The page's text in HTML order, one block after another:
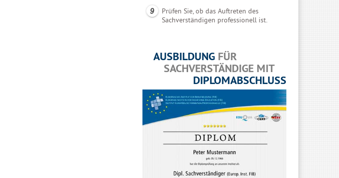
Prüfen Sie, ob das Auftreten des
Sachverständigen professionell ist.
AUSBILDUNG FÜR
SACHVERSTÄNDIGE MIT
DIPLOMABSCHLUSS